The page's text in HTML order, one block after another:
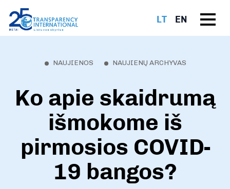
LT EN
NAUJIENOS NAUJIENŲ ARCHYVAS
Ko apie skaidrumą
išmokome iš
pirmosios COVID-
19 bangos?